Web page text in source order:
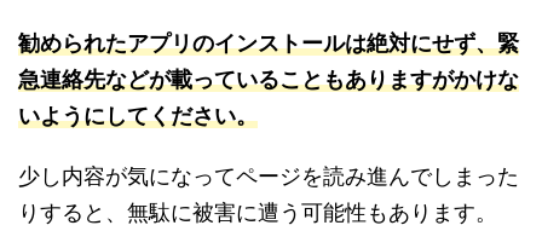
勧められたアプリのインストールは絶対にせず、緊
急連絡先などが載っていることもありますがかけな
いようにしてください。
少し内容が気になってページを読み進んでしまった
りすると、無駄に被害に遭う可能性もあります。